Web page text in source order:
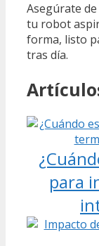
Asegúrate
tu robot
forma, listo
tras día.
para